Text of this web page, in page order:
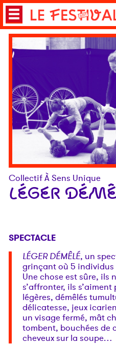
Collectif À Sens Unique
LÉGER
SPECTACLE
LÉGER DÉMÊLÉ, un
grinçant où 5 individus
Une chose est sûre, ils
s’affronter, ils
légères, démêlés
délicatesse, jeux
un visage fermé, mât
tombent, bouchées de
cheveux sur la soupe…